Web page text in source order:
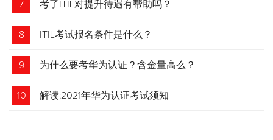
7 考了ITIL对提升待遇有帮助吗？
8 ITIL考试报名条件是什么？
9 为什么要考华为认证？含金量高么？
10 解读:2021年华为认证考试须知